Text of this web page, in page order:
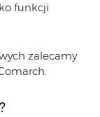
funkcji
zalecamy